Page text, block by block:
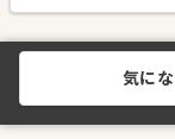
気に